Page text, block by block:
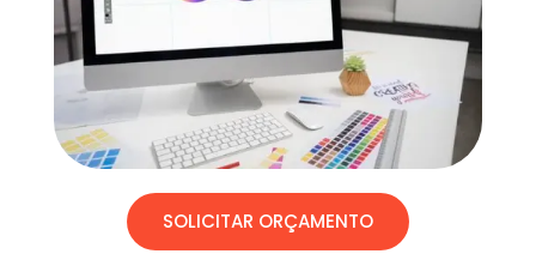
SOLICITAR ORÇAMENTO